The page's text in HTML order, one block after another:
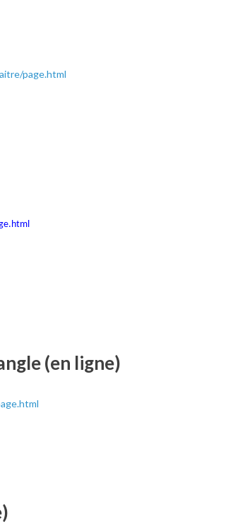
page.html
(en ligne)